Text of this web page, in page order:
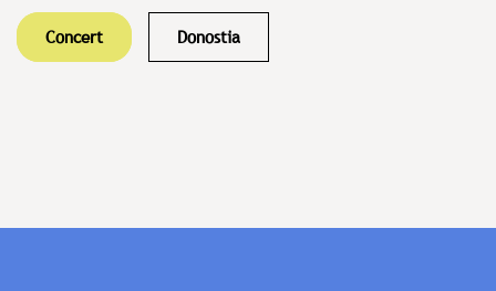
Concert Donostia